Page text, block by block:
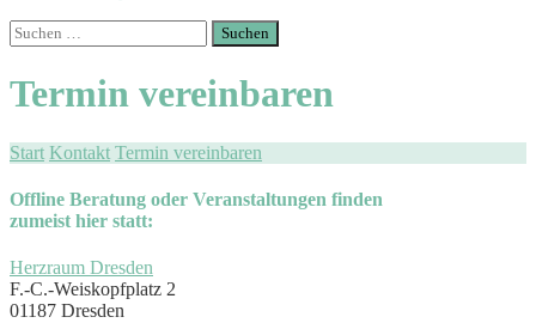
Suchen
nach:
Termin vereinbaren
Start Kontakt Termin vereinbaren
Offline Beratung oder Veranstaltungen finden
zumeist hier statt:
Herzraum Dresden
F.-C.-Weiskopfplatz 2
01187 Dresden